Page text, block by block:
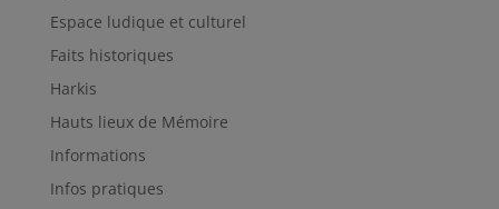
Espace ludique et culturel
Faits historiques
Harkis
Hauts lieux de Mémoire
Informations
Infos pratiques